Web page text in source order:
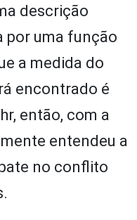
descrição
por uma função
a medida do
encontrado é
então, com a
entendeu a
no conflito